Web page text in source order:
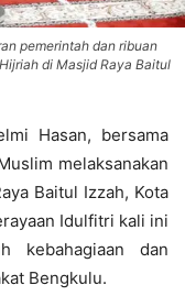
pemerintah dan ribuan
di Masjid Raya Baitul
Hasan, bersama
melaksanakan
Baitul Izzah, Kota
Idulfitri kali ini
kebahagiaan dan
Bengkulu.